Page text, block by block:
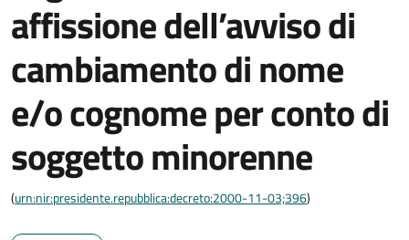
affissione dell’avviso di
cambiamento di nome
e/o cognome per conto di
soggetto minorenne
(urn:nir:presidente.repubblica:decreto:2000-11-03;396)